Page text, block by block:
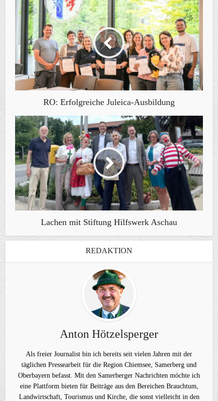
RO: Erfolgreiche Juleica-Ausbildung
Lachen mit Stiftung Hilfswerk Aschau
REDAKTION
Anton Hötzelsperger
Als freier Journalist bin ich bereits seit vielen Jahren mit der
täglichen Pressearbeit für die Region Chiemsee, Samerberg und
Oberbayern befasst. Mit den Samerberger Nachrichten möchte ich
eine Plattform bieten für Beiträge aus den Bereichen Brauchtum,
Landwirtschaft, Tourismus und Kirche, die sonst vielleicht in den